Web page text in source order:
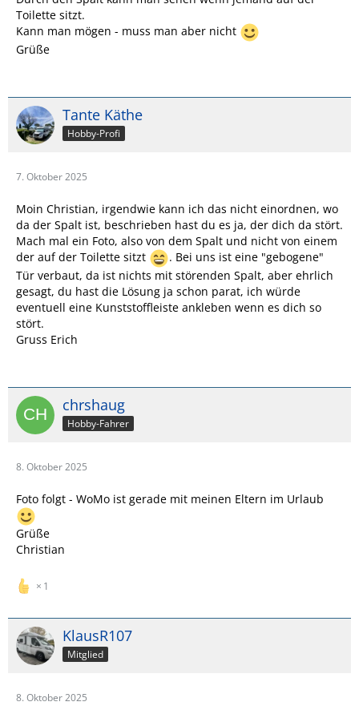
Toilette sitzt.
Kann man mögen - muss man aber nicht
Grüße
Tante Käthe
Hobby-Profi
7. Oktober 2025
Moin Christian, irgendwie kann ich das nicht einordnen, wo
da der Spalt ist, beschrieben hast du es ja, der dich da stört.
Mach mal ein Foto, also von dem Spalt und nicht von einem
der auf der Toilette sitzt
. Bei uns ist eine "gebogene"
Tür verbaut, da ist nichts mit störenden Spalt, aber ehrlich
gesagt, du hast die Lösung ja schon parat, ich würde
eventuell eine Kunststoffleiste ankleben wenn es dich so
stört.
Gruss Erich
chrshaug
Hobby-Fahrer
8. Oktober 2025
Foto folgt - WoMo ist gerade mit meinen Eltern im Urlaub
Grüße
Christian
1
KlausR107
Mitglied
8. Oktober 2025